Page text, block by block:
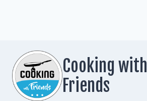
Cooking with
Friends